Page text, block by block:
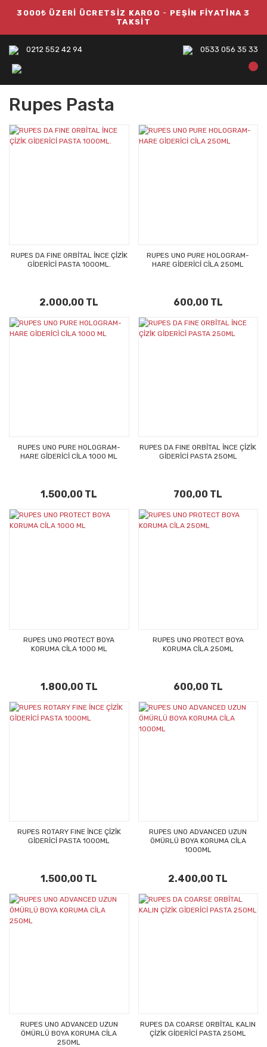
3000₺ ÜZERİ ÜCRETSİZ KARGO - PEŞİN FİYATİNA 3
TAKSİT
0212 552 42 94 0533 056 35 33
Rupes Pasta
RUPES DA FINE ORBİTAL İNCE ÇİZİK
GİDERİCİ PASTA 1000ML.
2.000,00 TL
RUPES UNO PURE HOLOGRAM-
HARE GİDERİCİ CİLA 250ML
600,00 TL
RUPES UNO PURE HOLOGRAM-
HARE GİDERİCİ CİLA 1000 ML
1.500,00 TL
RUPES DA FINE ORBİTAL İNCE ÇİZİK
GİDERİCİ PASTA 250ML
700,00 TL
RUPES UNO PROTECT BOYA
KORUMA CİLA 1000 ML
1.800,00 TL
RUPES UNO PROTECT BOYA
KORUMA CİLA 250ML
600,00 TL
RUPES ROTARY FINE İNCE ÇİZİK
GİDERİCİ PASTA 1000ML
1.500,00 TL
RUPES UNO ADVANCED UZUN
ÖMÜRLÜ BOYA KORUMA CİLA
1000ML
2.400,00 TL
RUPES UNO ADVANCED UZUN
ÖMÜRLÜ BOYA KORUMA CİLA
250ML
RUPES DA COARSE ORBİTAL KALIN
ÇİZİK GİDERİCİ PASTA 250ML